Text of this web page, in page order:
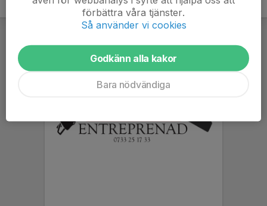
förbättra våra tjänster.
Så använder vi cookies
Godkänn alla kakor
Bara nödvändiga